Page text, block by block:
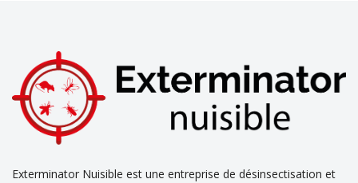
Exterminator Nuisible est une entreprise de désinsectisation et